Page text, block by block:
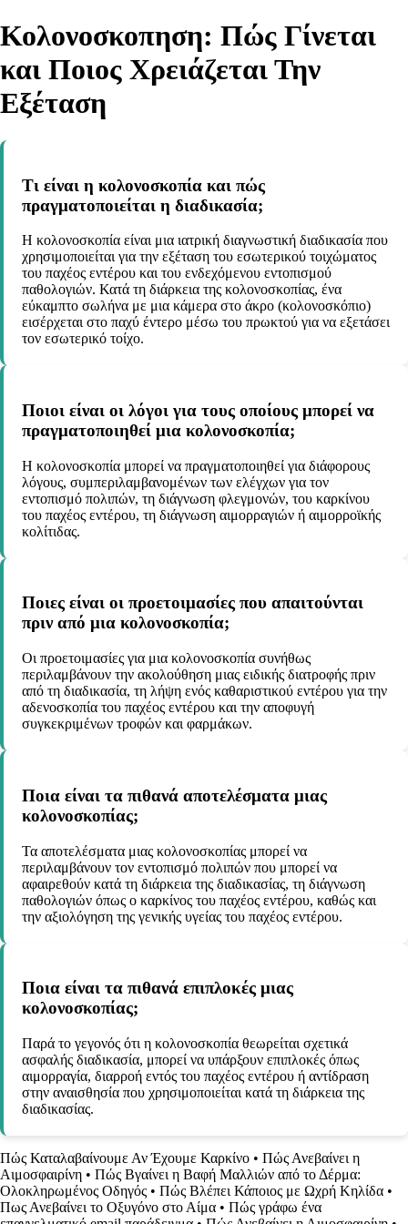
Κολονοσκοπηση: Πώς Γίνεται
και Ποιος Χρειάζεται Την
Εξέταση
Τι είναι η κολονοσκοπία και πώς
πραγματοποιείται η διαδικασία;
Η κολονοσκοπία είναι μια ιατρική διαγνωστική διαδικασία που
χρησιμοποιείται για την εξέταση του εσωτερικού τοιχώματος
του παχέος εντέρου και του ενδεχόμενου εντοπισμού
παθολογιών. Κατά τη διάρκεια της κολονοσκοπίας, ένα
εύκαμπτο σωλήνα με μια κάμερα στο άκρο (κολονοσκόπιο)
εισέρχεται στο παχύ έντερο μέσω του πρωκτού για να εξετάσει
τον εσωτερικό τοίχο.
Ποιοι είναι οι λόγοι για τους οποίους μπορεί να
πραγματοποιηθεί μια κολονοσκοπία;
Η κολονοσκοπία μπορεί να πραγματοποιηθεί για διάφορους
λόγους, συμπεριλαμβανομένων των ελέγχων για τον
εντοπισμό πολιπών, τη διάγνωση φλεγμονών, του καρκίνου
του παχέος εντέρου, τη διάγνωση αιμορραγιών ή αιμορροϊκής
κολίτιδας.
Ποιες είναι οι προετοιμασίες που απαιτούνται
πριν από μια κολονοσκοπία;
Οι προετοιμασίες για μια κολονοσκοπία συνήθως
περιλαμβάνουν την ακολούθηση μιας ειδικής διατροφής πριν
από τη διαδικασία, τη λήψη ενός καθαριστικού εντέρου για την
αδενοσκοπία του παχέος εντέρου και την αποφυγή
συγκεκριμένων τροφών και φαρμάκων.
Ποια είναι τα πιθανά αποτελέσματα μιας
κολονοσκοπίας;
Τα αποτελέσματα μιας κολονοσκοπίας μπορεί να
περιλαμβάνουν τον εντοπισμό πολιπών που μπορεί να
αφαιρεθούν κατά τη διάρκεια της διαδικασίας, τη διάγνωση
παθολογιών όπως ο καρκίνος του παχέος εντέρου, καθώς και
την αξιολόγηση της γενικής υγείας του παχέος εντέρου.
Ποια είναι τα πιθανά επιπλοκές μιας
κολονοσκοπίας;
Παρά το γεγονός ότι η κολονοσκοπία θεωρείται σχετικά
ασφαλής διαδικασία, μπορεί να υπάρξουν επιπλοκές όπως
αιμορραγία, διαρροή εντός του παχέος εντέρου ή αντίδραση
στην αναισθησία που χρησιμοποιείται κατά τη διάρκεια της
διαδικασίας.
Πώς Καταλαβαίνουμε Αν Έχουμε Καρκίνο • Πώς Ανεβαίνει η
Αιμοσφαιρίνη • Πώς Βγαίνει η Βαφή Μαλλιών από το Δέρμα:
Ολοκληρωμένος Οδηγός • Πώς Βλέπει Κάποιος με Ωχρή Κηλίδα •
Πως Ανεβαίνει το Οξυγόνο στο Αίμα • Πώς γράφω ένα